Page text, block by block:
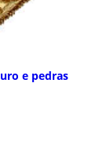
e pedras